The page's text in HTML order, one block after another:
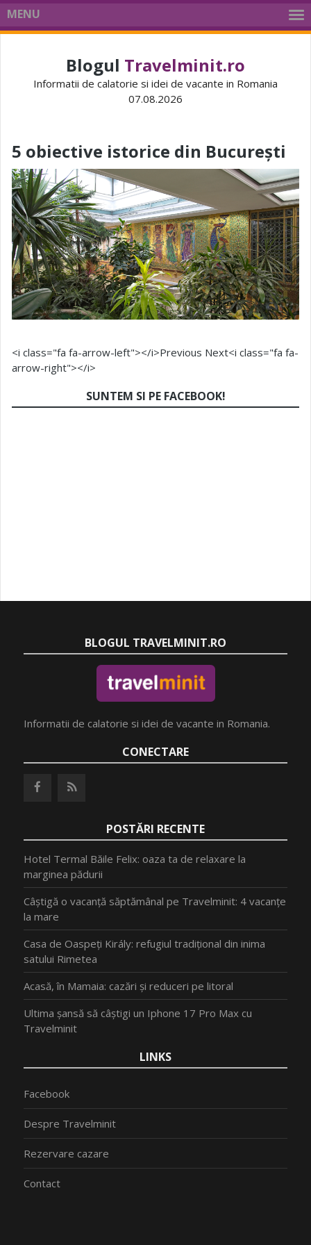
MENU
Blogul Travelminit.ro
Informatii de calatorie si idei de vacante in Romania
07.08.2026
5 obiective istorice din București
<i class="fa fa-arrow-left"></i>Previous Next<i class="fa fa-
arrow-right"></i>
SUNTEM SI PE FACEBOOK!
BLOGUL TRAVELMINIT.RO
Informatii de calatorie si idei de vacante in Romania.
CONECTARE
POSTĂRI RECENTE
Hotel Termal Băile Felix: oaza ta de relaxare la
marginea pădurii
Câștigă o vacanță săptămânal pe Travelminit: 4 vacanțe
la mare
Casa de Oaspeți Király: refugiul tradițional din inima
satului Rimetea
Acasă, în Mamaia: cazări și reduceri pe litoral
Ultima șansă să câștigi un Iphone 17 Pro Max cu
Travelminit
LINKS
Facebook
Despre Travelminit
Rezervare cazare
Contact